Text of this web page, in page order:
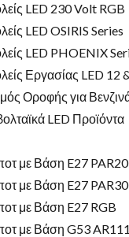
LED 230 Volt RGB
LED OSIRIS Series
LED PHOENIX
Εργασίας LED 12
Οροφής για
LED Προϊόντα
με Βάση E27 PAR20
με Βάση E27 PAR30
με Βάση E27 RGB
με Βάση G53 AR111